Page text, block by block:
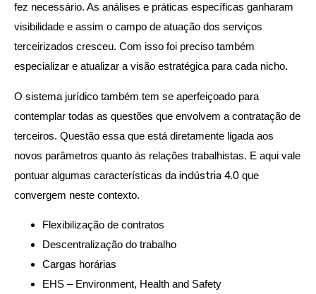
fez necessário. As análises e práticas específicas ganharam
visibilidade e assim o campo de atuação dos serviços
terceirizados cresceu. Com isso foi preciso também
especializar e atualizar a visão estratégica para cada nicho.
O sistema jurídico também tem se aperfeiçoado para
contemplar todas as questões que envolvem a contratação de
terceiros. Questão essa que está diretamente ligada aos
novos parâmetros quanto às relações trabalhistas. E aqui vale
pontuar algumas características da indústria 4.0 que
convergem neste contexto.
Flexibilização de contratos
Descentralização do trabalho
Cargas horárias
EHS – Environment, Health and Safety